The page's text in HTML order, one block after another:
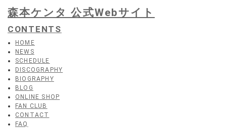
森本ケンタ 公式Webサイト
CONTENTS
HOME
NEWS
SCHEDULE
DISCOGRAPHY
BIOGRAPHY
BLOG
ONLINE SHOP
FAN CLUB
CONTACT
FAQ